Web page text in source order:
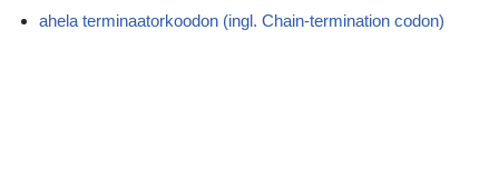
ahela terminaatorkoodon (ingl. Chain-termination codon)